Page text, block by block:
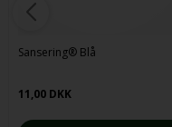
Sansering® Blå
11,00 DKK